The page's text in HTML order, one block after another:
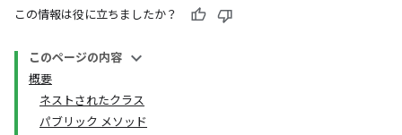
この情報は役に立ちましたか？
このページの内容
概要
ネストされたクラス
パブリック メソッド